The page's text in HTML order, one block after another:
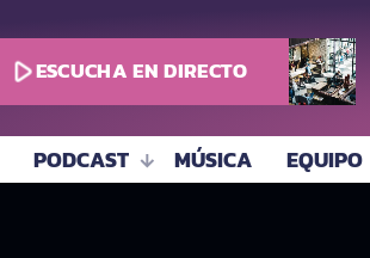
play_arrowESCUCHA EN DIRECTO
PODCAST MÚSICA EQUIPO